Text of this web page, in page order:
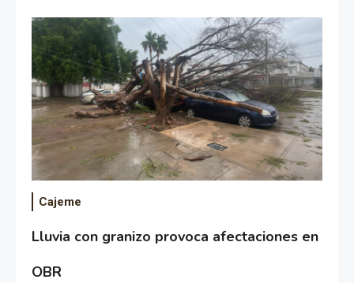
Cajeme
Lluvia con granizo provoca afectaciones en
OBR